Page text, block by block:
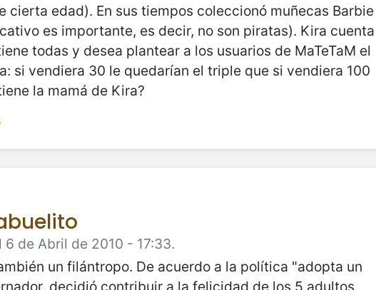
cierta edad). En sus tiempos coleccionó muñecas Barbie
es importante, es decir, no son piratas). Kira cuenta
todas y desea plantear a los usuarios de MaTeTaM el
si vendiera 30 le quedarían el triple que si vendiera 100
la mamá de Kira?
6 de Abril de 2010 - 17:33.
un filántropo. De acuerdo a la política "adopta un
decidió contribuir a la felicidad de los 5 adultos